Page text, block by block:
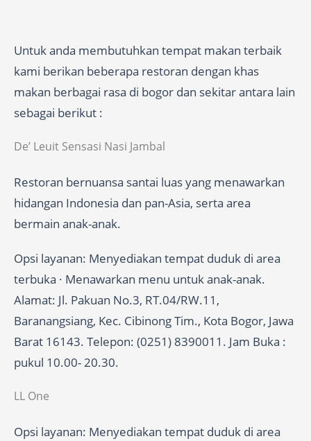
Untuk anda membutuhkan tempat makan terbaik
kami berikan beberapa restoran dengan khas
makan berbagai rasa di bogor dan sekitar antara lain
sebagai berikut :
De’ Leuit Sensasi Nasi Jambal
Restoran bernuansa santai luas yang menawarkan
hidangan Indonesia dan pan-Asia, serta area
bermain anak-anak.
Opsi layanan: Menyediakan tempat duduk di area
terbuka · Menawarkan menu untuk anak-anak.
Alamat: Jl. Pakuan No.3, RT.04/RW.11,
Baranangsiang, Kec. Cibinong Tim., Kota Bogor, Jawa
Barat 16143. Telepon: (0251) 8390011. Jam Buka :
pukul 10.00- 20.30.
LL One
Opsi layanan: Menyediakan tempat duduk di area